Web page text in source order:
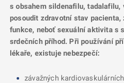
s obsahem sildenafilu, tadalafilu,
posoudit zdravotní stav
funkce, neboť sexuální aktivita s
srdečních příhod. Při používání
lékaře, existuje nebezpečí:
závažných